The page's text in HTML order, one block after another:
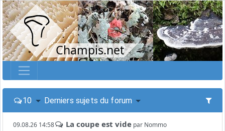
Champis.net
10 Derniers sujets du forum
09.08.26 14:58 La coupe est vide par Nommo